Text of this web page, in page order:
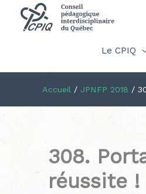
Le CPIQ
Accueil / JPNFP 2018 /
308.
réussite !